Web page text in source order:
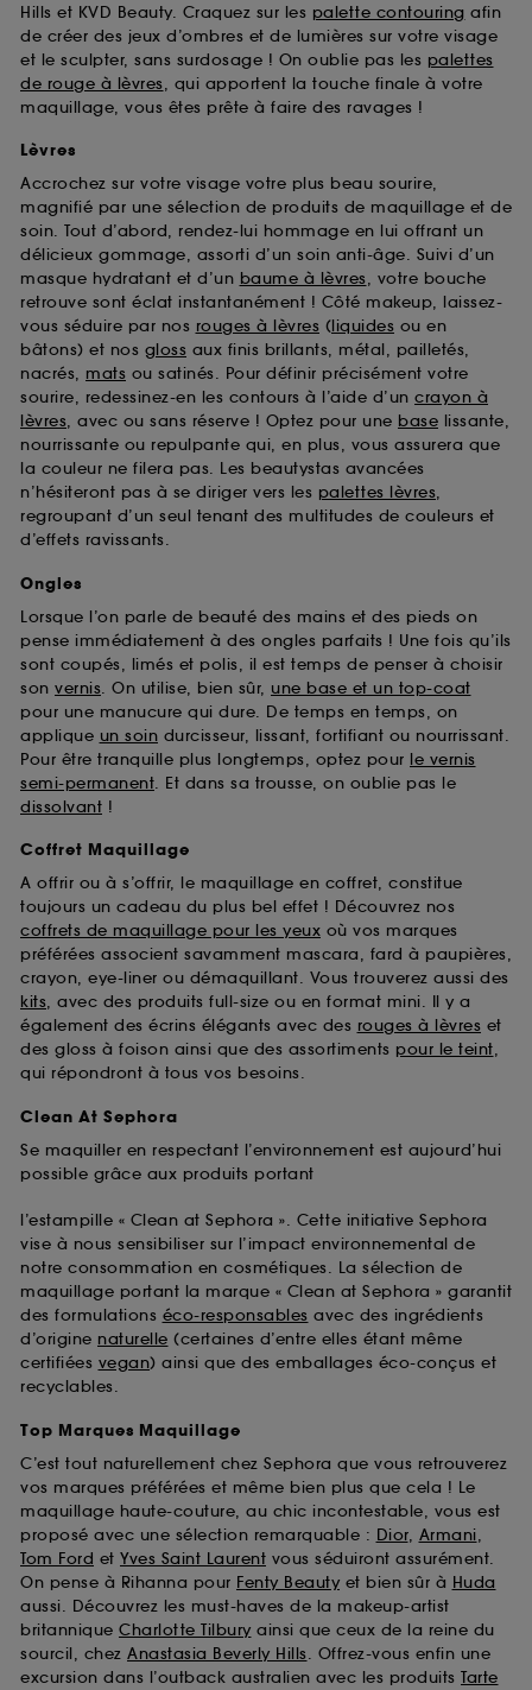
Hills et KVD Beauty. Craquez sur les palette contouring afin
de créer des jeux d’ombres et de lumières sur votre visage
et le sculpter, sans surdosage ! On oublie pas les palettes
de rouge à lèvres, qui apportent la touche finale à votre
maquillage, vous êtes prête à faire des ravages !
Lèvres
Accrochez sur votre visage votre plus beau sourire,
magnifié par une sélection de produits de maquillage et de
soin. Tout d’abord, rendez-lui hommage en lui offrant un
délicieux gommage, assorti d’un soin anti-âge. Suivi d’un
masque hydratant et d’un baume à lèvres, votre bouche
retrouve sont éclat instantanément ! Côté makeup, laissez-
vous séduire par nos rouges à lèvres (liquides ou en
bâtons) et nos gloss aux finis brillants, métal, pailletés,
nacrés, mats ou satinés. Pour définir précisément votre
sourire, redessinez-en les contours à l’aide d’un crayon à
lèvres, avec ou sans réserve ! Optez pour une base lissante,
nourrissante ou repulpante qui, en plus, vous assurera que
la couleur ne filera pas. Les beautystas avancées
n’hésiteront pas à se diriger vers les palettes lèvres,
regroupant d’un seul tenant des multitudes de couleurs et
d’effets ravissants.
Ongles
Lorsque l’on parle de beauté des mains et des pieds on
pense immédiatement à des ongles parfaits ! Une fois qu’ils
sont coupés, limés et polis, il est temps de penser à choisir
son vernis. On utilise, bien sûr, une base et un top-coat
pour une manucure qui dure. De temps en temps, on
applique un soin durcisseur, lissant, fortifiant ou nourrissant.
Pour être tranquille plus longtemps, optez pour le vernis
semi-permanent. Et dans sa trousse, on oublie pas le
dissolvant !
Coffret Maquillage
A offrir ou à s’offrir, le maquillage en coffret, constitue
toujours un cadeau du plus bel effet ! Découvrez nos
coffrets de maquillage pour les yeux où vos marques
préférées associent savamment mascara, fard à paupières,
crayon, eye-liner ou démaquillant. Vous trouverez aussi des
kits, avec des produits full-size ou en format mini. Il y a
également des écrins élégants avec des rouges à lèvres et
des gloss à foison ainsi que des assortiments pour le teint,
qui répondront à tous vos besoins.
Clean At Sephora
Se maquiller en respectant l’environnement est aujourd’hui
possible grâce aux produits portant
l’estampille « Clean at Sephora ». Cette initiative Sephora
vise à nous sensibiliser sur l’impact environnemental de
notre consommation en cosmétiques. La sélection de
maquillage portant la marque « Clean at Sephora » garantit
des formulations éco-responsables avec des ingrédients
d’origine naturelle (certaines d’entre elles étant même
certifiées vegan) ainsi que des emballages éco-conçus et
recyclables.
Top Marques Maquillage
C’est tout naturellement chez Sephora que vous retrouverez
vos marques préférées et même bien plus que cela ! Le
maquillage haute-couture, au chic incontestable, vous est
proposé avec une sélection remarquable : Dior, Armani,
Tom Ford et Yves Saint Laurent vous séduiront assurément.
On pense à Rihanna pour Fenty Beauty et bien sûr à Huda
aussi. Découvrez les must-haves de la makeup-artist
britannique Charlotte Tilbury ainsi que ceux de la reine du
sourcil, chez Anastasia Beverly Hills. Offrez-vous enfin une
excursion dans l’outback australien avec les produits Tarte